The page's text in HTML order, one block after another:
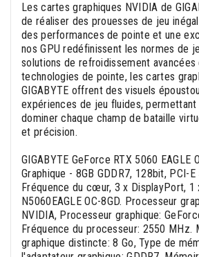
Les cartes graphiques NVIDIA de
de réaliser des prouesses de jeu
des performances de pointe et une
nos GPU redéfinissent les normes de
solutions de refroidissement avancées
technologies de pointe, les cartes
GIGABYTE offrent des visuels
expériences de jeu fluides, permettant
dominer chaque champ de bataille
et précision.
GIGABYTE GeForce RTX 5060 EAGLE
Graphique - 8GB GDDR7, 128bit, PCI-
Fréquence du cœur, 3 x DisplayPort, 1
N5060EAGLE OC-8GD. Processeur
NVIDIA, Processeur graphique:
Fréquence du processeur: 2550 MHz.
graphique distincte: 8 Go, Type de